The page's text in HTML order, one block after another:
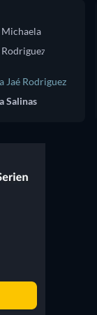
Jaé Rodriguez
Salinas